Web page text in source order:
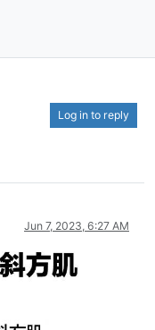
Log in to reply
Jun 7, 2023, 6:27 AM